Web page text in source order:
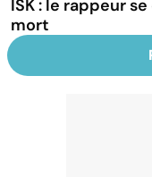
ISK : le rappeur
mort